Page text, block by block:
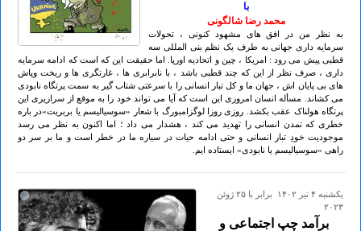
با
محمد رضا شالگونی
به نظر من در افق های مشهود کنونی ، تحولات
سرمایه داری جهانی به طرف یک نظم بنی المللی سه
قطبی پیش می رود : امریکا ، چین و اتحادیه اورپا. اما حقیقت این که است که ادامه سرمایه
داری ، صرف نظر از این که چند قطبی باشد ، با نابرابری ها ، غارتگری ها و ریخت وپاش
های بی پایان اش ، جهان ما و کل تبار انسانی را با سرعتی شتاب گیر به سمت پرتگاه نابودی
می کشاند. مسأله انسان امروزی این است که آیا می تواند خود را به موقع از سرازیری این
پرتگاه هولناک عقب بکشد. روزی روزا لوگزامبورگ با شعار «سوسیالیسم یا بربریت»در باره
خطری که تمدن انسانی را تهدید می کند ، هشدار می داد ؛ اما اکنون به نظر می رسد
موجودیت خودِ تبار انسانی و حتی ادامه حیات در سیاره ما در خطر است و ما بر سر دو
راهی «سوسیالیسم یا نابودی» ایستاده ایم.
يكشنبه ۴ تير ۱۴۰۲ برابر با ۲۵ ژوئن
۲۰۲۳
برآمد چپ اجتماعی و